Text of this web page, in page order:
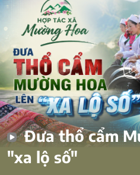
Đưa thổ cẩm
"xa lộ số"